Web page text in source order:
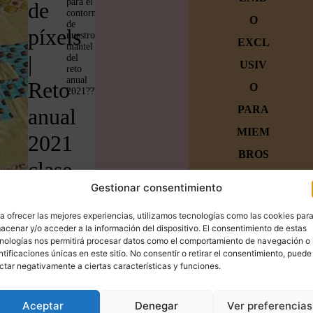
Gestionar consentimiento
ofrecer las mejores experiencias, utilizamos tecnologías como las cookies para
y/o acceder a la información del dispositivo. El consentimiento de estas
nos permitirá procesar datos como el comportamiento de navegación o
únicas en este sitio. No consentir o retirar el consentimiento, puede
negativamente a ciertas características y funciones.
Aceptar Denegar Ver preferencias
de
píxels
|
Reto
anual
2021
clase
de
12
contorno
de
nuestro
mantel
del
reto
anual
2021????
O
EXCL
USIV
O
PARA
MIEM
BROS
familia
y